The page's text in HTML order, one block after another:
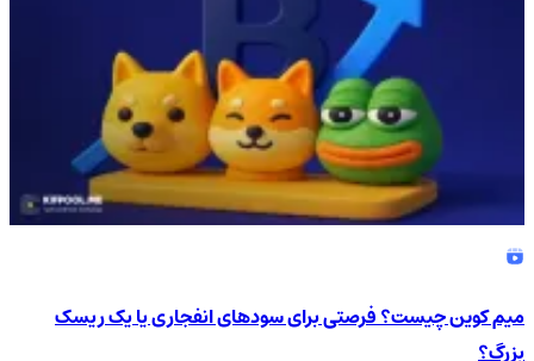
میم کوین چیست؟ فرصتی برای سودهای انفجاری یا یک ریسک
بزرگ؟